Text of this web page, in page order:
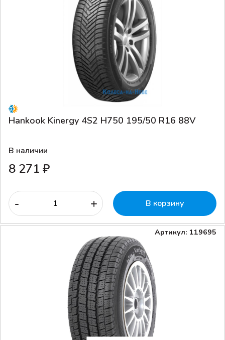
Hankook Kinergy 4S2 H750 195/50 R16 88V
В наличии
8 271 ₽
- + В корзину
Артикул: 119695